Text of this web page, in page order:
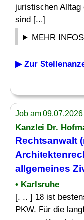
juristischen Alltag
sind [...]
MEHR
▶ Zur
Job am
Kanzlei Dr.
Rechtsanwalt
allgemeines
• Karlsruhe
[. .. ] 18 ist
PKW. Für die